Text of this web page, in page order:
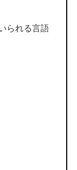
られる言語